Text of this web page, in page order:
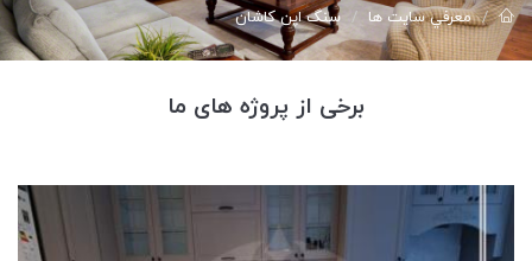
معرفي سايت ها سنگ اپن کاشان
برخی از پروژه های ما